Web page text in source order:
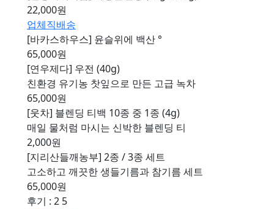
22,000원
업체직배송
[바카스하우스] 윤슬위에 백산 °
65,000원
[연우제다] 우전 (40g)
친환경 유기농 찻잎으로 만든 고급 녹차
65,000원
[웃차] 블렌딩 티백 10종 중 1종 (4g)
매일 물처럼 마시는 신박한 블렌딩 티
2,000원
[지리산들깨농부] 2종 / 3종 세트
고소하고 깨끗한 생들기름과 참기름 세트
65,000원
후기 : 2 5